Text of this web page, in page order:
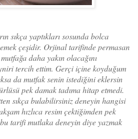
sıkça yaptıkları sosunda bolca
çeşidir. Orjinal tarifinde permasan
daha yakın olacağını
tercih ettim. Gerçi içine koyduğum
da mutfak senin istediğini eklersin
pek damak tadıma hitap etmedi.
sıkça bulabilirsiniz deneyin hangisi
hızlıca resim çektiğimden pek
tarifi mutlaka deneyin diye yazmak